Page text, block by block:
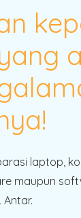
laptop,
maupun
Antar.